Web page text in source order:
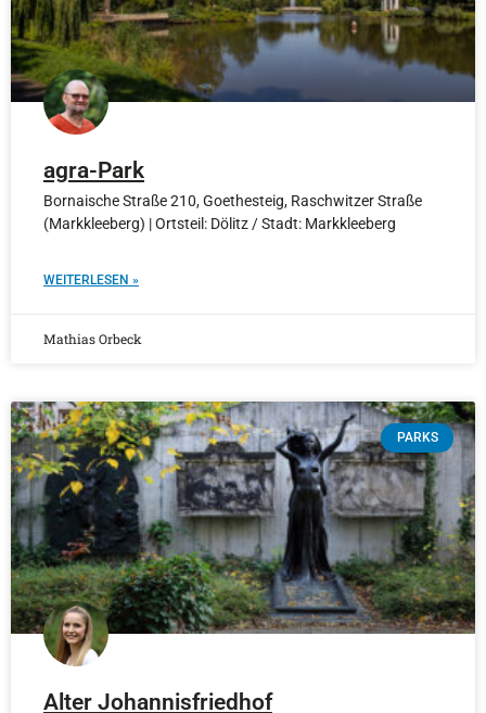
agra-Park
Bornaische Straße 210, Goethesteig, Raschwitzer Straße
(Markkleeberg) | Ortsteil: Dölitz / Stadt: Markkleeberg
WEITERLESEN »
Mathias Orbeck
PARKS
Alter Johannisfriedhof